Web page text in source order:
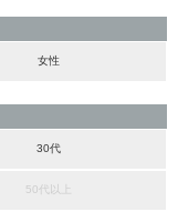
女性
30代
50代以上